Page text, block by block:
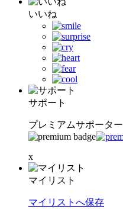
いいね
サポート
プレミアムサポーター
x
マイリスト
マイリストへ保存